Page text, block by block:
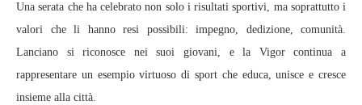
Una serata che ha celebrato non solo i risultati sportivi, ma soprattutto i
valori che li hanno resi possibili: impegno, dedizione, comunità.
Lanciano si riconosce nei suoi giovani, e la Vigor continua a
rappresentare un esempio virtuoso di sport che educa, unisce e cresce
insieme alla città.